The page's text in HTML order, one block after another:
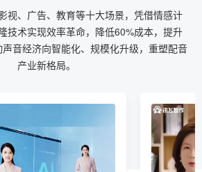
视、广告、教育等十大场景，凭借情感计
技术实现效率革命，降低60%成本，提升
音经济向智能化、规模化升级，重塑配音
产业新格局。